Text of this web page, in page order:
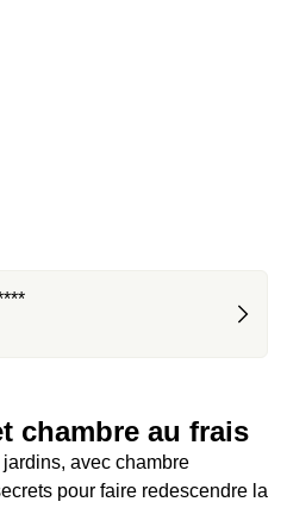
chambre au frais
avec chambre
pour faire redescendre la